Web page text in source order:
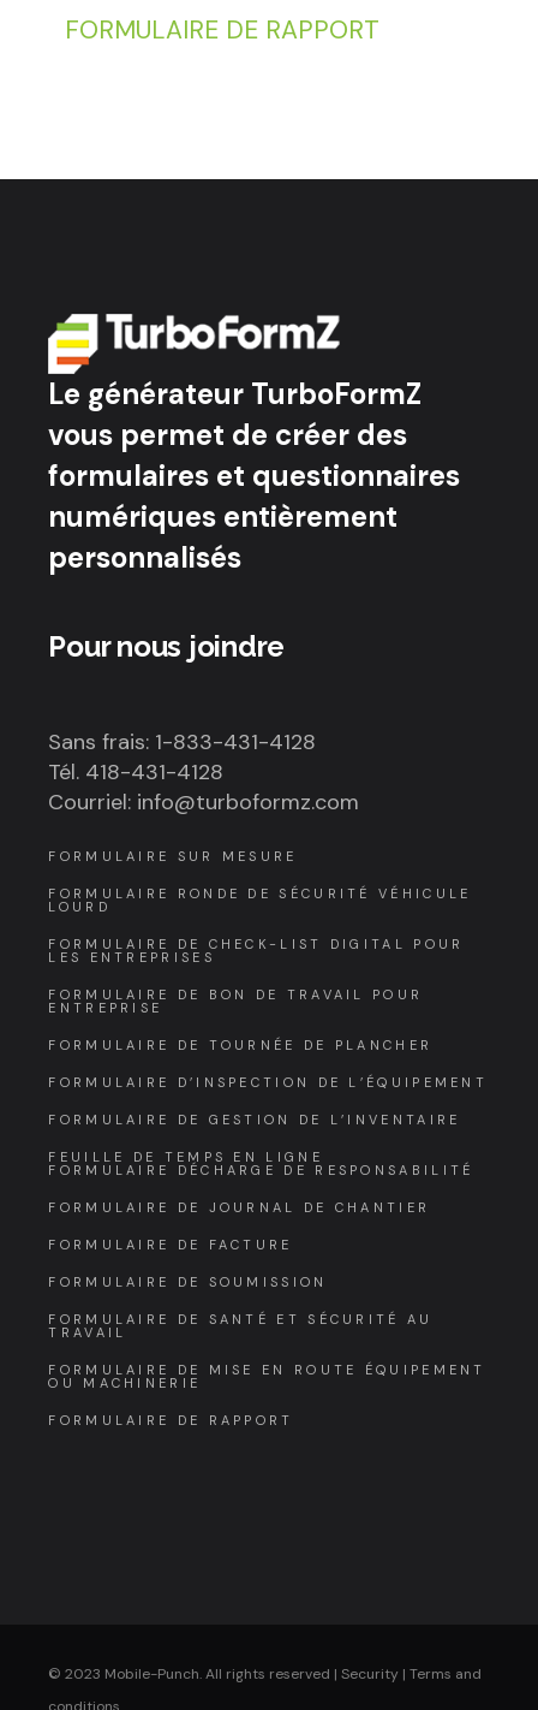
FORMULAIRE DE RAPPORT
Le générateur TurboFormZ
vous permet de créer des
formulaires et questionnaires
numériques entièrement
personnalisés
Pour nous joindre
Sans frais: 1-833-431-4128
Tél. 418-431-4128
Courriel: info@turboformz.com
FORMULAIRE SUR MESURE
FORMULAIRE RONDE DE SÉCURITÉ VÉHICULE
LOURD
FORMULAIRE DE CHECK-LIST DIGITAL POUR
LES ENTREPRISES
FORMULAIRE DE BON DE TRAVAIL POUR
ENTREPRISE
FORMULAIRE DE TOURNÉE DE PLANCHER
FORMULAIRE D’INSPECTION DE L’ÉQUIPEMENT
FORMULAIRE DE GESTION DE L’INVENTAIRE
FEUILLE DE TEMPS EN LIGNE
FORMULAIRE DÉCHARGE DE RESPONSABILITÉ
FORMULAIRE DE JOURNAL DE CHANTIER
FORMULAIRE DE FACTURE
FORMULAIRE DE SOUMISSION
FORMULAIRE DE SANTÉ ET SÉCURITÉ AU
TRAVAIL
FORMULAIRE DE MISE EN ROUTE ÉQUIPEMENT
OU MACHINERIE
FORMULAIRE DE RAPPORT
© 2023 Mobile-Punch. All rights reserved |Security |Terms and
conditions